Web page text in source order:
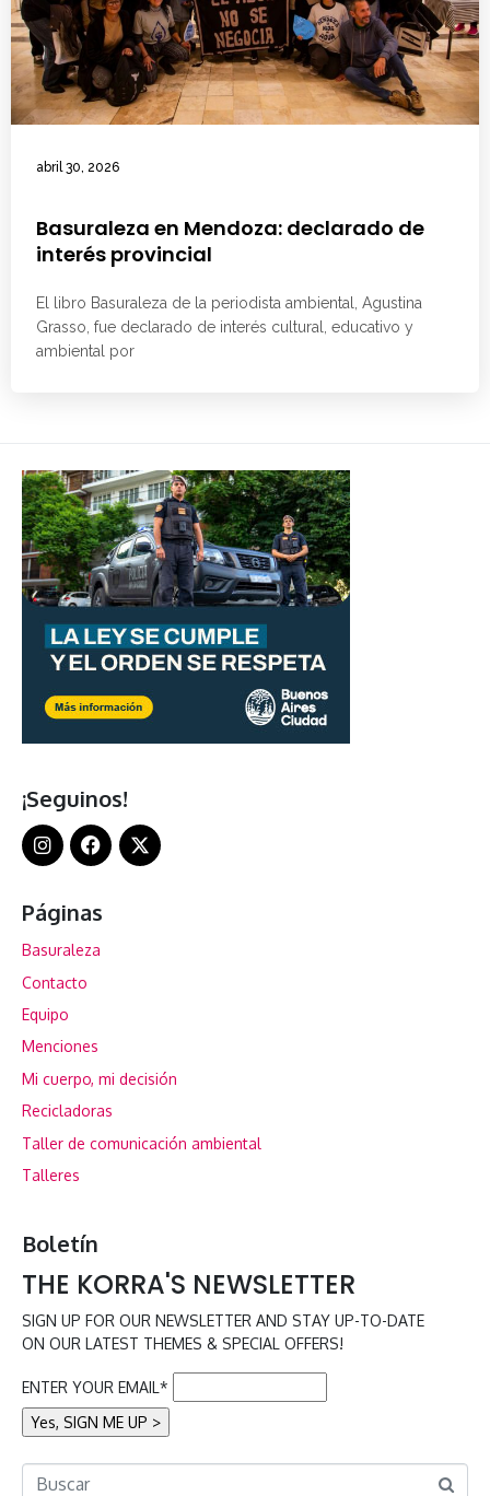
abril 30, 2026
Basuraleza en Mendoza: declarado de
interés provincial
El libro Basuraleza de la periodista ambiental, Agustina
Grasso, fue declarado de interés cultural, educativo y
ambiental por
¡Seguinos!
Páginas
Basuraleza
Contacto
Equipo
Menciones
Mi cuerpo, mi decisión
Recicladoras
Taller de comunicación ambiental
Talleres
Boletín
THE KORRA'S NEWSLETTER
SIGN UP FOR OUR NEWSLETTER AND STAY UP-TO-DATE
ON OUR LATEST THEMES & SPECIAL OFFERS!
ENTER YOUR EMAIL*